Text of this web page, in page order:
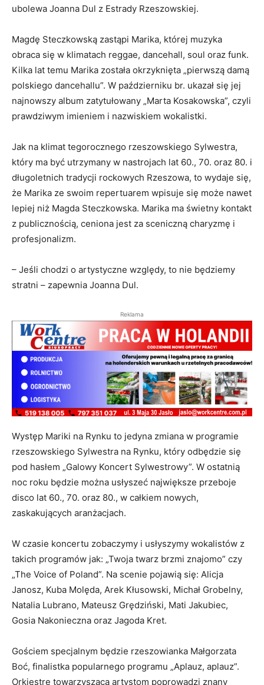
ubolewa Joanna Dul z Estrady Rzeszowskiej.
Magdę Steczkowską zastąpi Marika, której muzyka
obraca się w klimatach reggae, dancehall, soul oraz funk.
Kilka lat temu Marika została okrzyknięta „pierwszą damą
polskiego dancehallu”. W październiku br. ukazał się jej
najnowszy album zatytułowany „Marta Kosakowska”, czyli
prawdziwym imieniem i nazwiskiem wokalistki.
Jak na klimat tegorocznego rzeszowskiego Sylwestra,
który ma być utrzymany w nastrojach lat 60., 70. oraz 80. i
długoletnich tradycji rockowych Rzeszowa, to wydaje się,
że Marika ze swoim repertuarem wpisuje się może nawet
lepiej niż Magda Steczkowska. Marika ma świetny kontakt
z publicznością, ceniona jest za sceniczną charyzmę i
profesjonalizm.
– Jeśli chodzi o artystyczne względy, to nie będziemy
stratni – zapewnia Joanna Dul.
Reklama
Występ Mariki na Rynku to jedyna zmiana w programie
rzeszowskiego Sylwestra na Rynku, który odbędzie się
pod hasłem „Galowy Koncert Sylwestrowy”. W ostatnią
noc roku będzie można usłyszeć największe przeboje
disco lat 60., 70. oraz 80., w całkiem nowych,
zaskakujących aranżacjach.
W czasie koncertu zobaczymy i usłyszymy wokalistów z
takich programów jak: „Twoja twarz brzmi znajomo” czy
„The Voice of Poland”. Na scenie pojawią się: Alicja
Janosz, Kuba Molęda, Arek Kłusowski, Michał Grobelny,
Natalia Lubrano, Mateusz Grędziński, Mati Jakubiec,
Gosia Nakonieczna oraz Jagoda Kret.
Gościem specjalnym będzie rzeszowianka Małgorzata
Boć, finalistka popularnego programu „Aplauz, aplauz”.
Orkiestrę towarzyszącą artystom poprowadzi znany